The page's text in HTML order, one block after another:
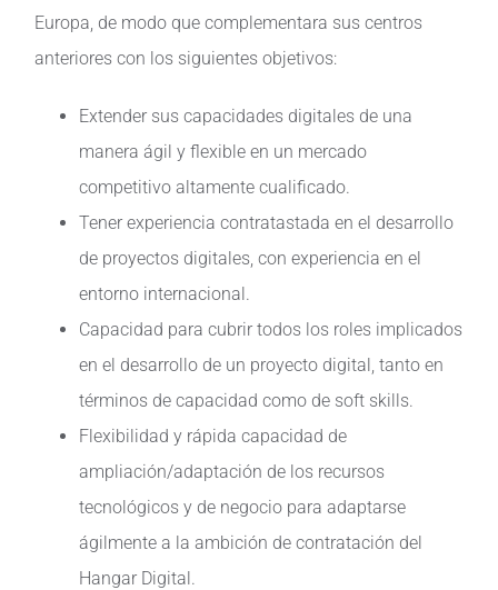
Europa, de modo que complementara sus centros
anteriores con los siguientes objetivos:
Extender sus capacidades digitales de una
manera ágil y flexible en un mercado
competitivo altamente cualificado.
Tener experiencia contratastada en el desarrollo
de proyectos digitales, con experiencia en el
entorno internacional.
Capacidad para cubrir todos los roles implicados
en el desarrollo de un proyecto digital, tanto en
términos de capacidad como de soft skills.
Flexibilidad y rápida capacidad de
ampliación/adaptación de los recursos
tecnológicos y de negocio para adaptarse
ágilmente a la ambición de contratación del
Hangar Digital.